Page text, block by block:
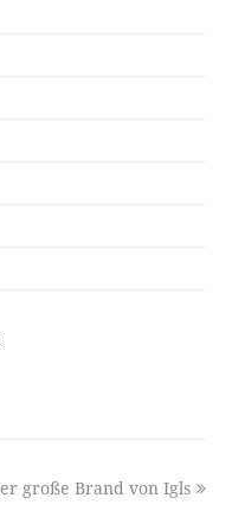
große Brand von Igls